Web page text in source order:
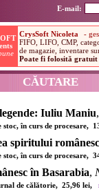
E-mail:
CĂUTARE
Iuliu Maniu
în curs de procesare,
spiritului
în curs de procesare,
în Basarabia,
de călătorie, 25,96 lei,